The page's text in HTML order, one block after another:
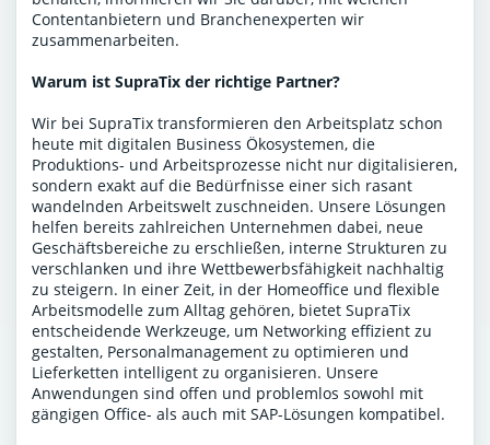
Contentanbietern und Branchenexperten wir
zusammenarbeiten.
Warum ist SupraTix der richtige Partner?
Wir bei SupraTix transformieren den Arbeitsplatz schon
heute mit digitalen Business Ökosystemen, die
Produktions- und Arbeitsprozesse nicht nur digitalisieren,
sondern exakt auf die Bedürfnisse einer sich rasant
wandelnden Arbeitswelt zuschneiden. Unsere Lösungen
helfen bereits zahlreichen Unternehmen dabei, neue
Geschäftsbereiche zu erschließen, interne Strukturen zu
verschlanken und ihre Wettbewerbsfähigkeit nachhaltig
zu steigern. In einer Zeit, in der Homeoffice und flexible
Arbeitsmodelle zum Alltag gehören, bietet SupraTix
entscheidende Werkzeuge, um Networking effizient zu
gestalten, Personalmanagement zu optimieren und
Lieferketten intelligent zu organisieren. Unsere
Anwendungen sind offen und problemlos sowohl mit
gängigen Office- als auch mit SAP-Lösungen kompatibel.